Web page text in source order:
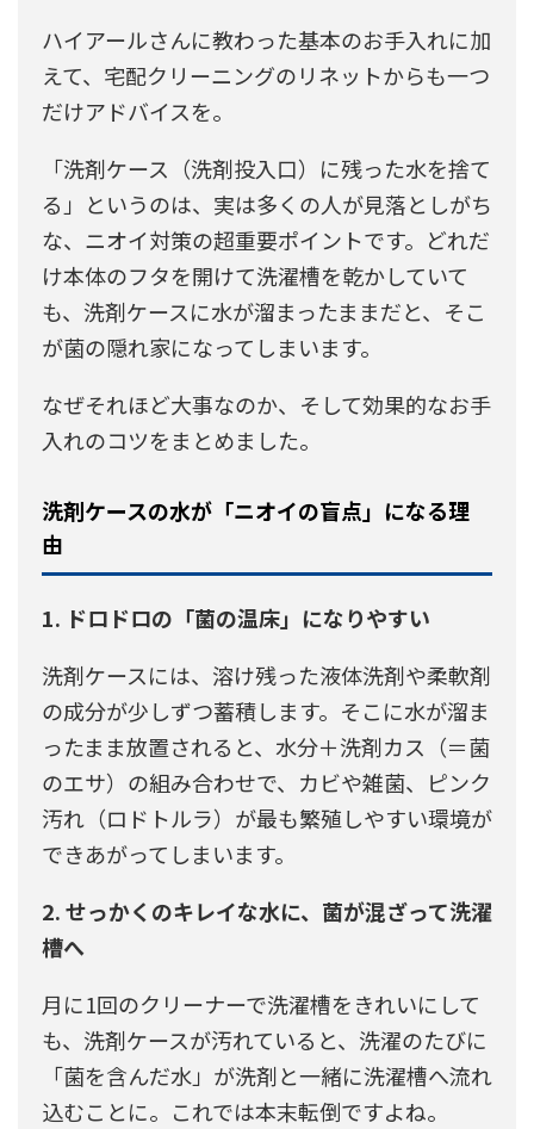
ハイアールさんに教わった基本のお手入れに加
えて、宅配クリーニングのリネットからも一つ
だけアドバイスを。
「洗剤ケース（洗剤投入口）に残った水を捨て
る」というのは、実は多くの人が見落としがち
な、ニオイ対策の超重要ポイントです。どれだ
け本体のフタを開けて洗濯槽を乾かしていて
も、洗剤ケースに水が溜まったままだと、そこ
が菌の隠れ家になってしまいます。
なぜそれほど大事なのか、そして効果的なお手
入れのコツをまとめました。
洗剤ケースの水が「ニオイの盲点」になる理
由
1. ドロドロの「菌の温床」になりやすい
洗剤ケースには、溶け残った液体洗剤や柔軟剤
の成分が少しずつ蓄積します。そこに水が溜ま
ったまま放置されると、水分＋洗剤カス（＝菌
のエサ）の組み合わせで、カビや雑菌、ピンク
汚れ（ロドトルラ）が最も繁殖しやすい環境が
できあがってしまいます。
2. せっかくのキレイな水に、菌が混ざって洗濯
槽へ
月に1回のクリーナーで洗濯槽をきれいにして
も、洗剤ケースが汚れていると、洗濯のたびに
「菌を含んだ水」が洗剤と一緒に洗濯槽へ流れ
込むことに。これでは本末転倒ですよね。